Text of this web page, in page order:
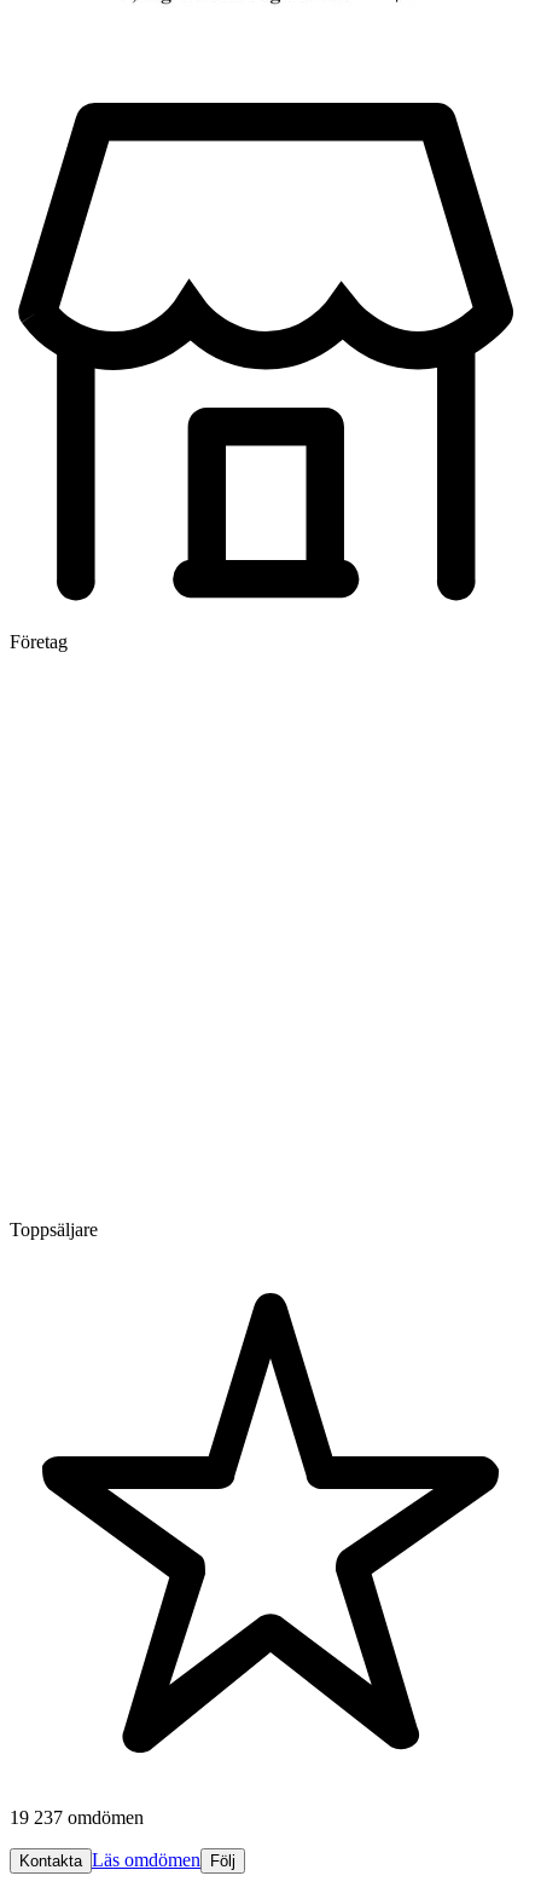
Företag
Toppsäljare
19 237 omdömen
Kontakta Läs omdömen Följ